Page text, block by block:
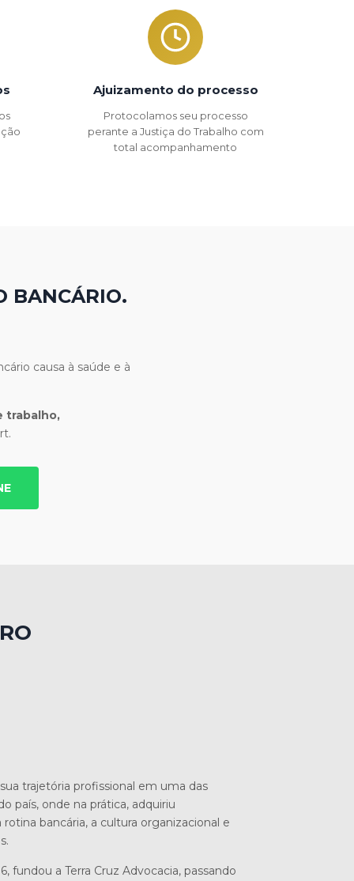
Ajuizamento do processo
Protocolamos seu processo
perante a Justiça do Trabalho com
total acompanhamento
BANCÁRIO.
causa à saúde e à
trabalho,
trajetória profissional em uma das
país, onde na prática, adquiriu
bancária, a cultura organizacional e
fundou a Terra Cruz Advocacia, passando